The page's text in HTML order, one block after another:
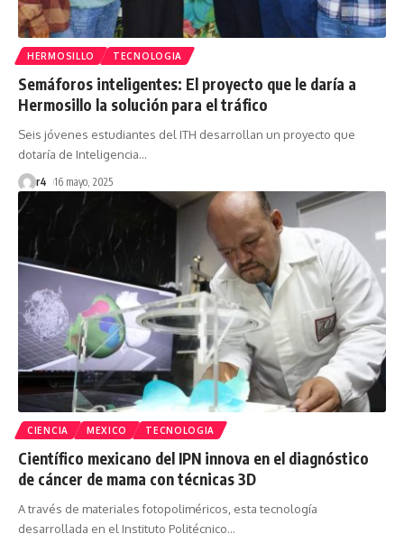
HERMOSILLO TECNOLOGIA
Semáforos inteligentes: El proyecto que le daría a
Hermosillo la solución para el tráfico
Seis jóvenes estudiantes del ITH desarrollan un proyecto que
dotaría de Inteligencia…
r4 16 mayo, 2025
CIENCIA MEXICO TECNOLOGIA
Científico mexicano del IPN innova en el diagnóstico
de cáncer de mama con técnicas 3D
A través de materiales fotopoliméricos, esta tecnología
desarrollada en el Instituto Politécnico…